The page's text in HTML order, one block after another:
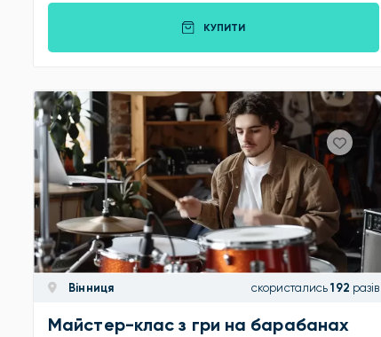
КУПИТИ
Вінниця скористались 192 разів
Майстер-клас з гри на барабанах